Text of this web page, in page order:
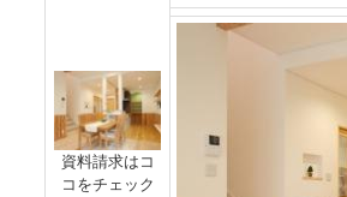
資料請求はコ
コをチェック